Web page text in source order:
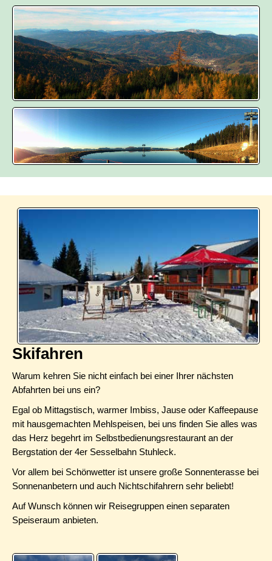
Skifahren
Warum kehren Sie nicht einfach bei einer Ihrer nächsten
Abfahrten bei uns ein?
Egal ob Mittagstisch, warmer Imbiss, Jause oder Kaffeepause
mit hausgemachten Mehlspeisen, bei uns finden Sie alles was
das Herz begehrt im Selbstbedienungsrestaurant an der
Bergstation der 4er Sesselbahn Stuhleck.
Vor allem bei Schönwetter ist unsere große Sonnenterasse bei
Sonnenanbetern und auch Nichtschifahrern sehr beliebt!
Auf Wunsch können wir Reisegruppen einen separaten
Speiseraum anbieten.